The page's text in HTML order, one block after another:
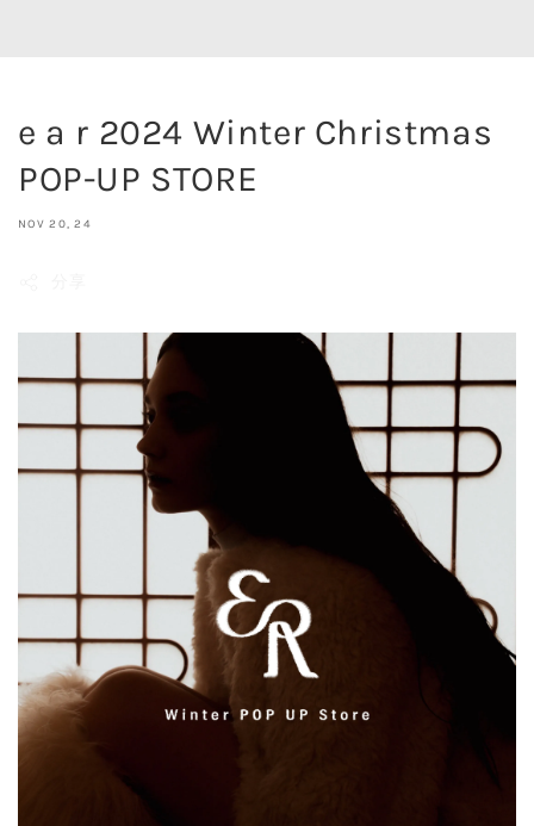
e a r 2024 Winter Christmas
POP-UP STORE
NOV 20, 24